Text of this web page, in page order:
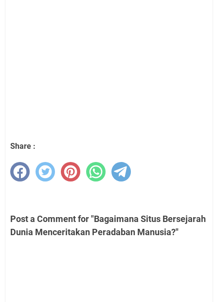
Share :
Post a Comment for "Bagaimana Situs Bersejarah
Dunia Menceritakan Peradaban Manusia?"